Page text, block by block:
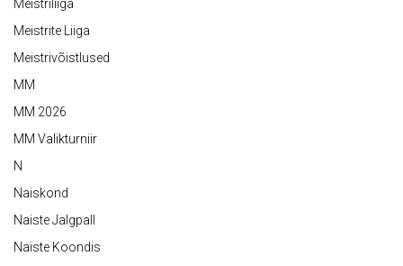
Meistriliiga
Meistrite Liiga
Meistrivõistlused
MM
MM 2026
MM Valikturniir
N
Naiskond
Naiste Jalgpall
Naiste Koondis